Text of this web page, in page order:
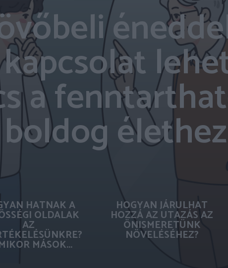
a
élethez
HATNAK A
OLDALAK
AZ
MÁSOK...
HOGYAN JÁRULHAT
HOZZÁ AZ UTAZÁS AZ
ÖNISMERETÜNK
NÖVELÉSÉHEZ?